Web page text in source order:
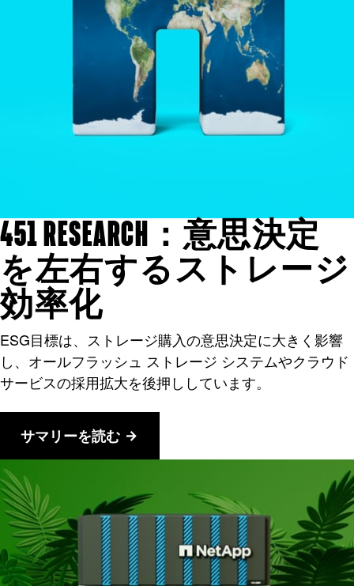
451 RESEARCH：意思決定
を左右するストレージ
効率化
ESG目標は、ストレージ購入の意思決定に大きく影響
し、オールフラッシュ ストレージ システムやクラウド
サービスの採用拡大を後押ししています。
サマリーを読む